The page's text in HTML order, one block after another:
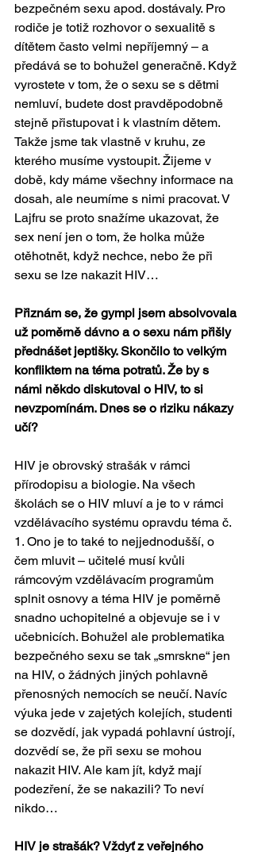
bezpečném sexu apod. dostávaly. Pro
rodiče je totiž rozhovor o sexualitě s
dítětem často velmi nepříjemný – a
předává se to bohužel generačně. Když
vyrostete v tom, že o sexu se s dětmi
nemluví, budete dost pravděpodobně
stejně přistupovat i k vlastním dětem.
Takže jsme tak vlastně v kruhu, ze
kterého musíme vystoupit. Žijeme v
době, kdy máme všechny informace na
dosah, ale neumíme s nimi pracovat. V
Lajfru se proto snažíme ukazovat, že
sex není jen o tom, že holka může
otěhotnět, když nechce, nebo že při
sexu se lze nakazit HIV…
Přiznám se, že gympl jsem absolvovala
už poměrně dávno a o sexu nám přišly
přednášet jeptišky. Skončilo to velkým
konfliktem na téma potratů. Že by s
námi někdo diskutoval o HIV, to si
nevzpomínám. Dnes se o riziku nákazy
učí?
HIV je obrovský strašák v rámci
přírodopisu a biologie. Na všech
školách se o HIV mluví a je to v rámci
vzdělávacího systému opravdu téma č.
1. Ono je to také to nejjednodušší, o
čem mluvit – učitelé musí kvůli
rámcovým vzdělávacím programům
splnit osnovy a téma HIV je poměrně
snadno uchopitelné a objevuje se i v
učebnicích. Bohužel ale problematika
bezpečného sexu se tak „smrskne“ jen
na HIV, o žádných jiných pohlavně
přenosných nemocích se neučí. Navíc
výuka jede v zajetých kolejích, studenti
se dozvědí, jak vypadá pohlavní ústrojí,
dozvědí se, že při sexu se mohou
nakazit HIV. Ale kam jít, když mají
podezření, že se nakazili? To neví
nikdo…
HIV je strašák? Vždyť z veřejného